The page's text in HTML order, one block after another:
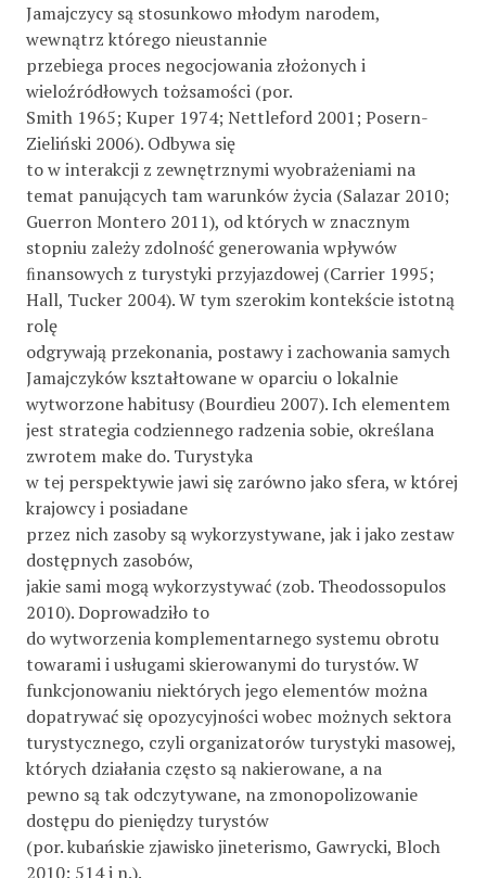
Jamajczycy są stosunkowo młodym narodem,
wewnątrz którego nieustannie
przebiega proces negocjowania złożonych i
wieloźródłowych tożsamości (por.
Smith 1965; Kuper 1974; Nettleford 2001; Posern-
Zieliński 2006). Odbywa się
to w interakcji z zewnętrznymi wyobrażeniami na
temat panujących tam warunków życia (Salazar 2010;
Guerron Montero 2011), od których w znacznym
stopniu zależy zdolność generowania wpływów
ﬁnansowych z turystyki przyjazdowej (Carrier 1995;
Hall, Tucker 2004). W tym szerokim kontekście istotną
rolę
odgrywają przekonania, postawy i zachowania samych
Jamajczyków kształtowane w oparciu o lokalnie
wytworzone habitusy (Bourdieu 2007). Ich elementem
jest strategia codziennego radzenia sobie, określana
zwrotem make do. Turystyka
w tej perspektywie jawi się zarówno jako sfera, w której
krajowcy i posiadane
przez nich zasoby są wykorzystywane, jak i jako zestaw
dostępnych zasobów,
jakie sami mogą wykorzystywać (zob. Theodossopulos
2010). Doprowadziło to
do wytworzenia komplementarnego systemu obrotu
towarami i usługami skierowanymi do turystów. W
funkcjonowaniu niektórych jego elementów można
dopatrywać się opozycyjności wobec możnych sektora
turystycznego, czyli organizatorów turystyki masowej,
których działania często są nakierowane, a na
pewno są tak odczytywane, na zmonopolizowanie
dostępu do pieniędzy turystów
(por. kubańskie zjawisko jineterismo, Gawrycki, Bloch
2010: 514 i n.).